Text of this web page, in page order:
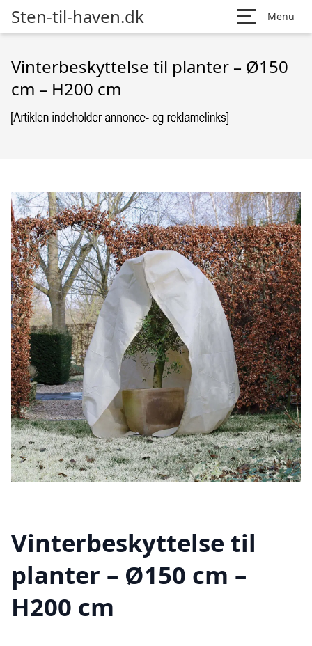
Sten-til-haven.dk Menu
Vinterbeskyttelse til planter – Ø150
cm – H200 cm
Vinterbeskyttelse til
planter – Ø150 cm –
H200 cm